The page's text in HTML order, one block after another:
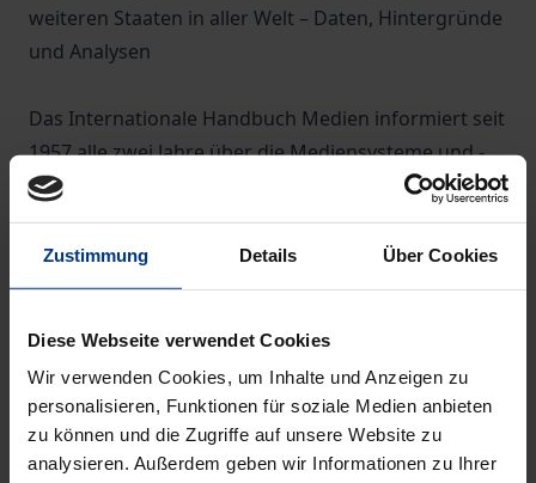
Zustimmung Details Über Cookies
Diese Webseite verwendet Cookies
Wir verwenden Cookies, um Inhalte und Anzeigen zu
personalisieren, Funktionen für soziale Medien anbieten
zu können und die Zugriffe auf unsere Website zu
analysieren. Außerdem geben wir Informationen zu Ihrer
weiteren Staaten in aller Welt – Daten, Hintergründe
und Analysen
Das Internationale Handbuch Medien informiert seit
1957 alle zwei Jahre über die Mediensysteme und -
märkte in aller Welt und ermöglicht damit die
Einordnung aktueller Ereignisse. Der
Wissenschaftsrat hat das Handbuch als
»international konkurrenzlos« hervorgehoben.
Staaten sind eine immer wichtigere Voraussetzung
für die Arbeit im Medienbereich. Die Recherche wird
aber auch voraussetzungsvoller, je mehr die
Konvergenz voranschreitet.